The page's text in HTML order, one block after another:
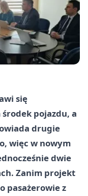
się
pojazdu, a
drugie
więc w nowym
dwie
Zanim projekt
pasażerowie z